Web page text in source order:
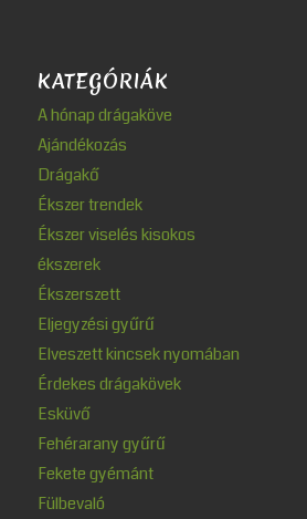
KATEGÓRIÁK
A hónap drágaköve
Ajándékozás
Drágakő
Ékszer trendek
Ékszer viselés kisokos
ékszerek
Ékszerszett
Eljegyzési gyűrű
Elveszett kincsek nyomában
Érdekes drágakövek
Esküvő
Fehérarany gyűrű
Fekete gyémánt
Fülbevaló